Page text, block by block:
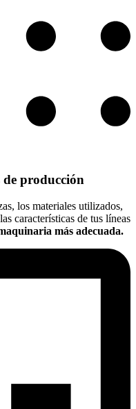
de producción
los materiales utilizados,
características de tus líneas
más adecuada.